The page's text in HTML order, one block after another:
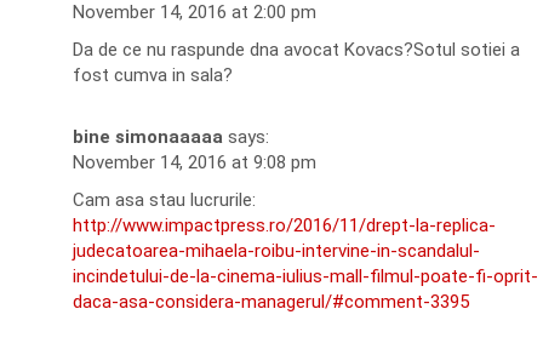
November 14, 2016 at 2:00 pm
Da de ce nu raspunde dna avocat Kovacs?Sotul sotiei a
fost cumva in sala?
bine simonaaaaa says:
November 14, 2016 at 9:08 pm
Cam asa stau lucrurile:
http://www.impactpress.ro/2016/11/drept-la-replica-
judecatoarea-mihaela-roibu-intervine-in-scandalul-
incindetului-de-la-cinema-iulius-mall-filmul-poate-fi-oprit-
daca-asa-considera-managerul/#comment-3395